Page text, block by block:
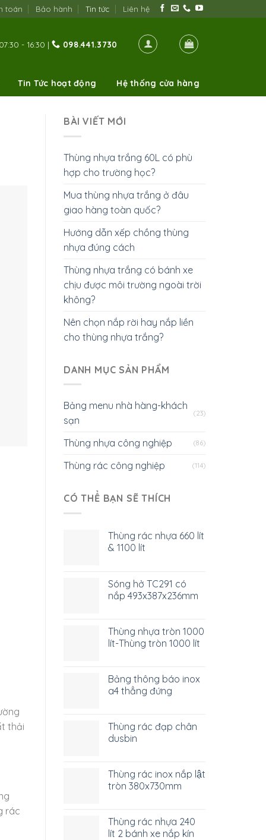
toán Bảo hành Tin tức Liên hệ
07:30 - 16:30 | 098.441.3730
Tin Tức hoạt động Hệ thống cửa hàng
thải
rác
BÀI VIẾT MỚI
Thùng nhựa trắng 60L có phù
hợp cho trường học?
Mua thùng nhựa trắng ở đâu
giao hàng toàn quốc?
Hướng dẫn xếp chồng thùng
nhựa đúng cách
Thùng nhựa trắng có bánh xe
chịu được môi trường ngoài trời
không?
Nên chọn nắp rời hay nắp liền
cho thùng nhựa trắng?
DANH MỤC SẢN PHẨM
Bảng menu nhà hàng-khách
sạn
(23)
Thùng nhựa công nghiệp (86)
Thùng rác công nghiệp (114)
CÓ THỂ BẠN SẼ THÍCH
Thùng rác nhựa 660 lít
& 1100 lít
Sóng hở TC291 có
nắp 493x387x236mm
Thùng nhựa tròn 1000
lít-Thùng tròn 1000 lít
Bảng thông báo inox
a4 thẳng đứng
Thùng rác đạp chân
dusbin
Thùng rác inox nắp lật
tròn 380x730mm
Thùng rác nhựa 240
lít 2 bánh xe nắp kín